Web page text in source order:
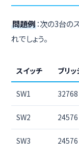
問題例 ：次の3台の
れでしょう。
スイッチ ブリ
SW1 32768
SW2 24576
SW3 24576